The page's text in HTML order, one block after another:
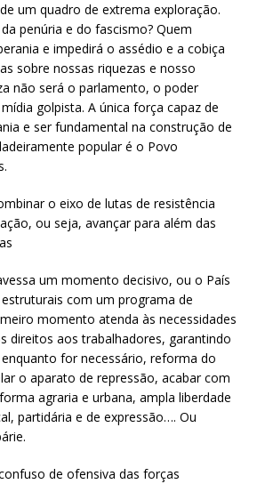
um quadro de extrema exploração.
penúria e do fascismo? Quem
e impedirá o assédio e a cobiça
sobre nossas riquezas e nosso
não será o parlamento, o poder
golpista. A única força capaz de
e ser fundamental na construção de
popular é o Povo
o eixo de lutas de resistência
ou seja, avançar para além das
um momento decisivo, ou o País
com um programa de
momento atenda às necessidades
direitos aos trabalhadores, garantindo
for necessário, reforma do
o aparato de repressão, acabar com
agraria e urbana, ampla liberdade
partidária e de expressão…. Ou
de ofensiva das forças